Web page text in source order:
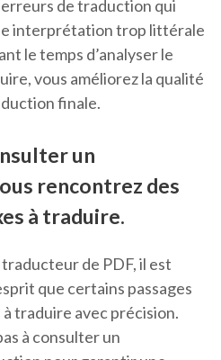
de traduction qui
interprétation trop littérale
le temps d’analyser le
vous améliorez la qualité
finale.
un
rencontrez des
à traduire.
de PDF, il est
que certains passages
traduire avec précision.
à consulter un